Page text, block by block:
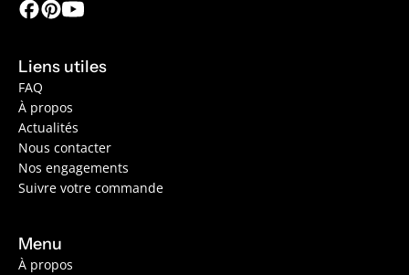
Liens utiles
FAQ
À propos
Actualités
Nous contacter
Nos engagements
Suivre votre commande
Menu
À propos